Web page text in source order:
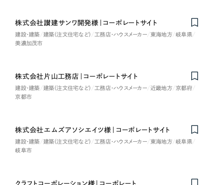
株式会社讃建サンワ開発様｜コーポレートサイト
建設・建築 建築（注文住宅など） 工務店・ハウスメーカー 東海地方
岐阜県
美濃加茂市
株式会社片山工務店｜コーポレートサイト
建設・建築 建築（注文住宅など） 工務店・ハウスメーカー 近畿地方
京都府
京都市
Nominee
株式会社エムズアソシエイツ様｜コーポレートサイト
建設・建築 建築（注文住宅など） 工務店・ハウスメーカー 東海地方
岐阜県
岐阜市
クラフトコーポレーション様｜コーポレート